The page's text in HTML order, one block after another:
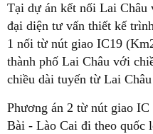
Tại dự án kết nối Lai
đại diện tư vấn thiết kế
1 nối từ nút giao IC19
thành phố Lai Châu với
chiều dài tuyến từ Lai
Phương án 2 từ nút giao
Bài - Lào Cai đi theo quốc